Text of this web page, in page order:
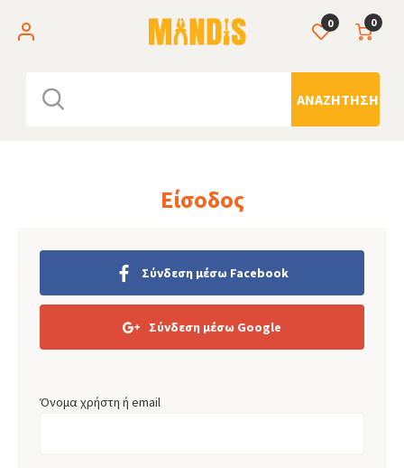
0
ΑΝΑΖΉΤΗΣΗ
0
Είσοδος
Σύνδεση μέσω Facebook
Σύνδεση μέσω Google
Όνομα χρήστη ή email